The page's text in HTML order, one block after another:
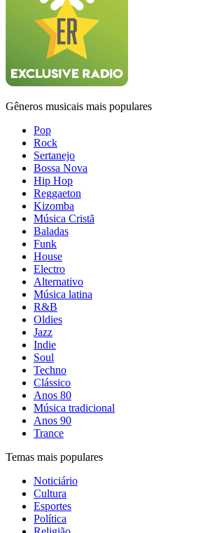
Gêneros musicais mais populares
Pop
Rock
Sertanejo
Bossa Nova
Hip Hop
Reggaeton
Kizomba
Música Cristã
Baladas
Funk
House
Electro
Alternativo
Música latina
R&B
Oldies
Jazz
Indie
Soul
Techno
Clássico
Anos 80
Música tradicional
Anos 90
Trance
Temas mais populares
Noticiário
Cultura
Esportes
Política